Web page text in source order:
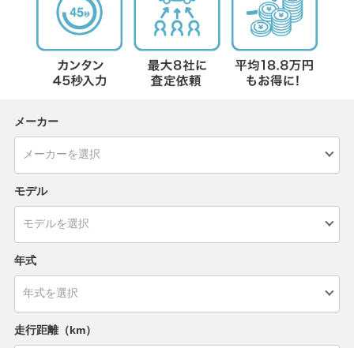
メーカー
モデル
年式
走行距離（km）